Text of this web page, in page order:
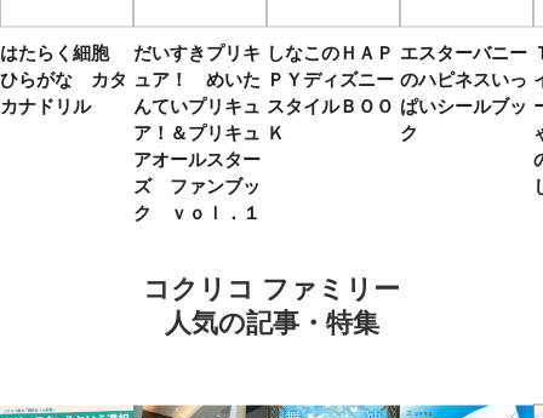
はたらく細胞
ひらがな カタ
カナドリル
だいすきプリキ
ュア！ めいた
んていプリキュ
ア！＆プリキュ
アオールスター
ズ ファンブッ
ク ｖｏｌ．１
しなこのＨＡＰ
ＰＹディズニー
スタイルＢＯＯ
Ｋ
エスターバニー
のハピネスいっ
ぱいシールブッ
ク
コクリコ ファミリー
人気の記事・特集